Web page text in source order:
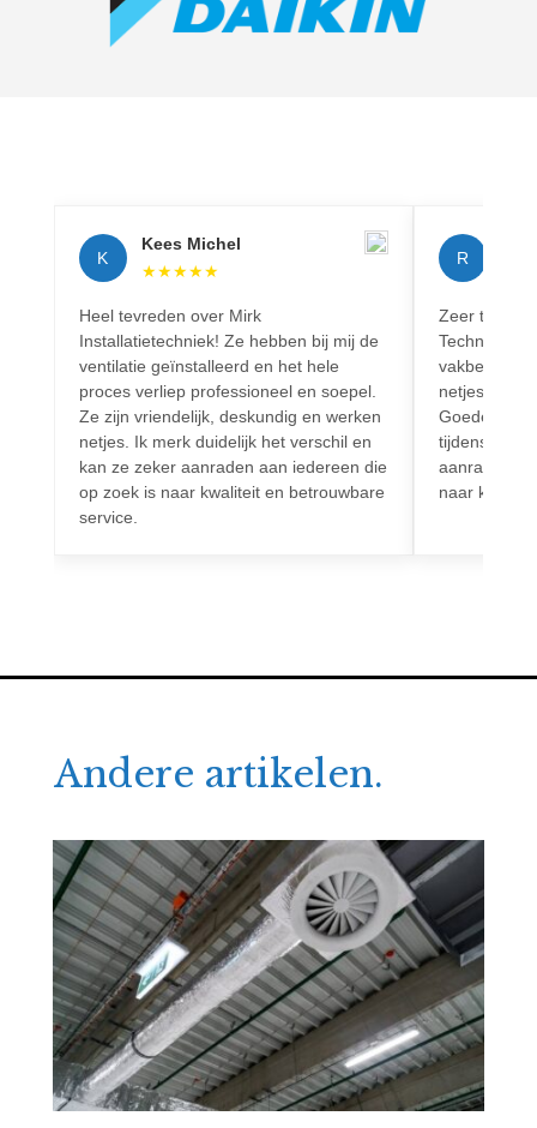
K
Kees Michel
★★★★★
Heel tevreden over Mirk
Installatietechniek! Ze hebben bij mij de
ventilatie geïnstalleerd en het hele
proces verliep professioneel en soepel.
Ze zijn vriendelijk, deskundig en werken
netjes. Ik merk duidelijk het verschil en
kan ze zeker aanraden aan iedereen die
op zoek is naar kwaliteit en betrouwbare
service.
R
Zeer
Techniek!
netjes en
Goede
tijdens het
aanrader
naar
Andere artikelen.